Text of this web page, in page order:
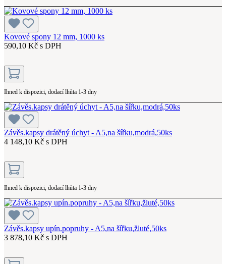
Kovové spony 12 mm, 1000 ks
590,10 Kč s DPH
Ihned k dispozici, dodací lhůta 1-3 dny
Závěs.kapsy drátěný úchyt - A5,na šířku,modrá,50ks
4 148,10 Kč s DPH
Ihned k dispozici, dodací lhůta 1-3 dny
Závěs.kapsy upín.popruhy - A5,na šířku,žluté,50ks
3 878,10 Kč s DPH